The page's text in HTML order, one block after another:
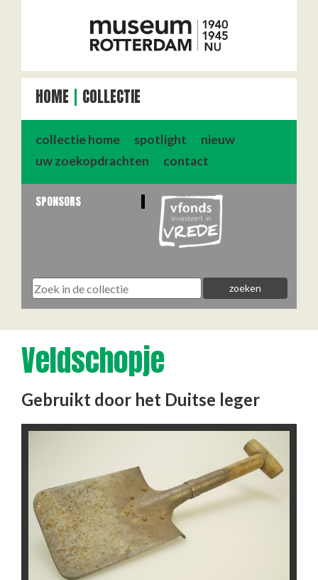
HOME COLLECTIE
collectie home spotlight
nieuw
uw zoekopdrachten
contact
SPONSORS
Veldschopje
Gebruikt door het Duitse leger